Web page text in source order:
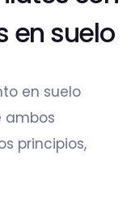
en suelo
en suelo
ambos
principios,